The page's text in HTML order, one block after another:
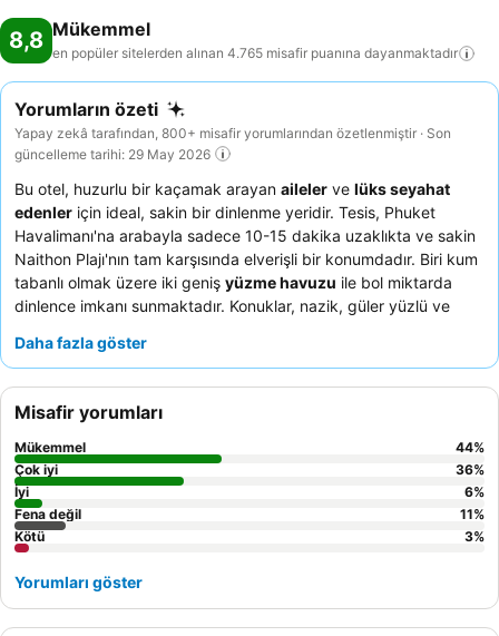
8,8 Mükemmel
en popüler sitelerden alınan 4.765 misafir puanına dayanmaktadır
Yorumların özeti
Yapay zekâ tarafından, 800+ misafir yorumlarından özetlenmiştir · Son
güncelleme tarihi: 29 May 2026
Bu otel, huzurlu bir kaçamak arayan aileler ve lüks seyahat
edenler için ideal, sakin bir dinlenme yeridir. Tesis, Phuket
Havalimanı'na arabayla sadece 10-15 dakika uzaklıkta ve sakin
Naithon Plajı'nın tam karşısında elverişli bir konumdadır. Biri kum
tabanlı olmak üzere iki geniş yüzme havuzu ile bol miktarda
dinlence imkanı sunmaktadır. Konuklar, nazik, güler yüzlü ve
büfesi, Avrupa ve Asya mutfaklarından geniş bir seçki
bakan bir oda talep etmeleri önerilir.
Daha fazla göster
Misafir yorumları
Mükemmel 44%
Çok iyi
36%
İyi
6%
Fena değil
11%
Kötü
3%
Yorumları göster